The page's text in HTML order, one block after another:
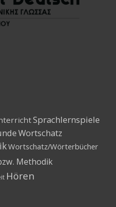
Sprachlernspiele
Wortschatz
Wortschatz/Wörterbücher
Methodik
Hören